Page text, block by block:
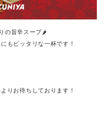
の旨辛スープ🌶
もピッタリな一杯です！
りお待ちしております！